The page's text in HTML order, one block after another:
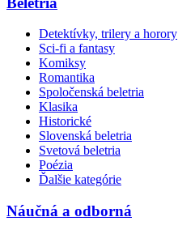
Detektívky, trilery a horory
Sci-fi a fantasy
Komiksy
Romantika
Spoločenská beletria
Klasika
Historické
Slovenská beletria
Svetová beletria
Poézia
Ďalšie kategórie
Náučná a odborná